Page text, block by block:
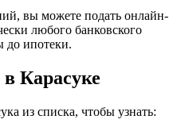
вы можете подать онлайн-
любого банковского
до ипотеки.
Карасуке
из списка, чтобы узнать: